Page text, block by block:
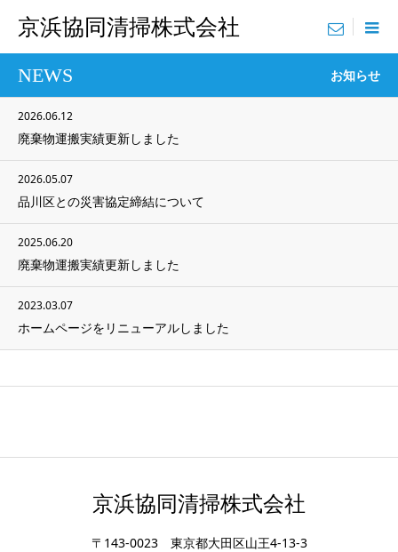
京浜協同清掃株式会社 menu
NEWS お知らせ
2026.06.12
廃棄物運搬実績更新しました
2026.05.07
品川区との災害協定締結について
2025.06.20
廃棄物運搬実績更新しました
2023.03.07
ホームページをリニューアルしました
京浜協同清掃株式会社
〒143-0023 東京都大田区山王4-13-3